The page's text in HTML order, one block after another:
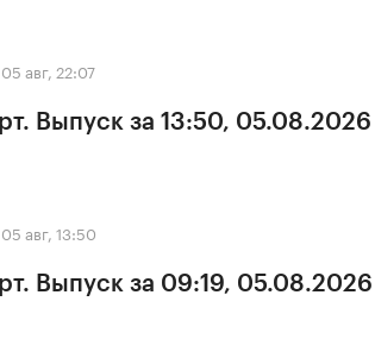
05 авг, 22:07
Выпуск за 13:50, 05.08.2026
05 авг, 13:50
Выпуск за 09:19, 05.08.2026